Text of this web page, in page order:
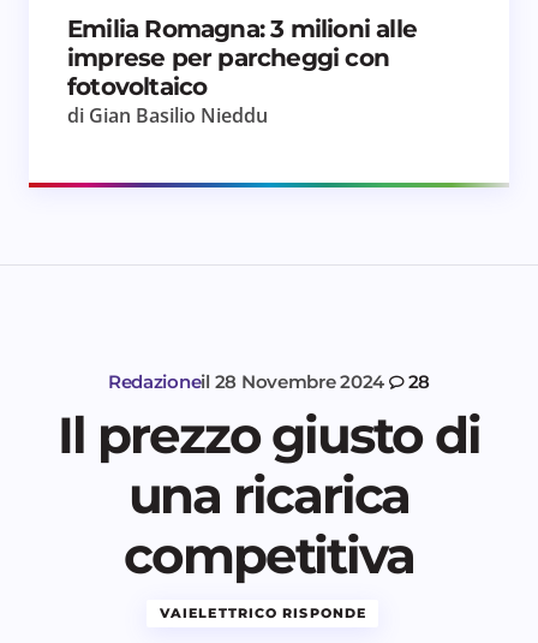
Emilia Romagna: 3 milioni alle
imprese per parcheggi con
fotovoltaico
di Gian Basilio Nieddu
Redazioneil 28 Novembre 2024 28
Il prezzo giusto di
una ricarica
competitiva
VAIELETTRICO RISPONDE